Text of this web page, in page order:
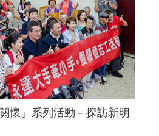
懷」系列活動－探訪新明